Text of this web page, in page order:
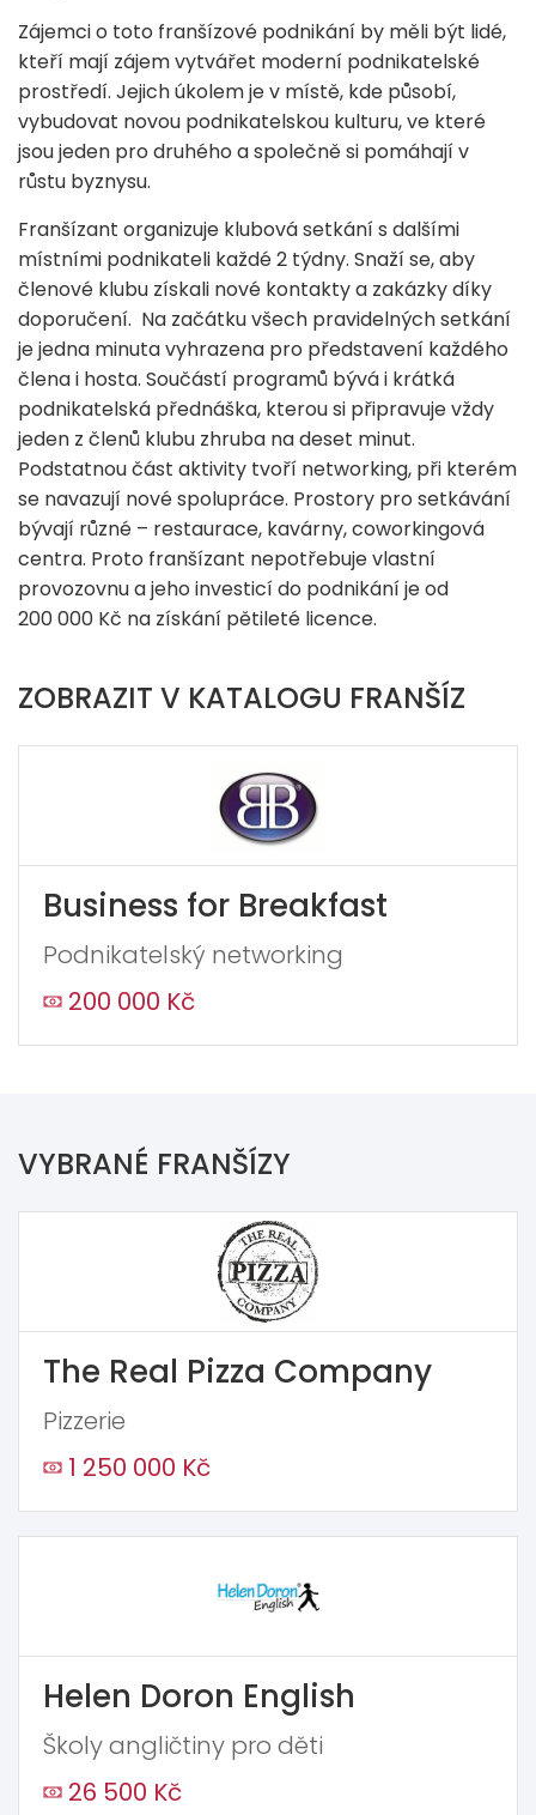
Zájemci o toto franšízové podnikání by měli být lidé,
kteří mají zájem vytvářet moderní podnikatelské
prostředí. Jejich úkolem je v místě, kde působí,
vybudovat novou podnikatelskou kulturu, ve které
jsou jeden pro druhého a společně si pomáhají v
růstu byznysu.
Franšízant organizuje klubová setkání s dalšími
místními podnikateli každé 2 týdny. Snaží se, aby
členové klubu získali nové kontakty a zakázky díky
doporučení. Na začátku všech pravidelných setkání
je jedna minuta vyhrazena pro představení každého
člena i hosta. Součástí programů bývá i krátká
podnikatelská přednáška, kterou si připravuje vždy
jeden z členů klubu zhruba na deset minut.
Podstatnou část aktivity tvoří networking, při kterém
se navazují nové spolupráce. Prostory pro setkávání
bývají různé – restaurace, kavárny, coworkingová
centra. Proto franšízant nepotřebuje vlastní
provozovnu a jeho investicí do podnikání je od
200 000 Kč na získání pětileté licence.
ZOBRAZIT V KATALOGU FRANŠÍZ
Business for Breakfast
Podnikatelský networking
200 000 Kč
VYBRANÉ FRANŠÍZY
The Real Pizza Company
Pizzerie
1 250 000 Kč
Helen Doron English
Školy angličtiny pro děti
26 500 Kč